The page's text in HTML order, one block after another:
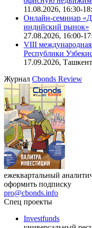
Ближайшие
Онлайн-семинар
офисную
11.08.2026, 16:30-
Онлайн-семинар
индийский рынок»
VIII международная
Республики
17.09.2026, Ташкент
ЖурналCbonds Review
оформить подписку